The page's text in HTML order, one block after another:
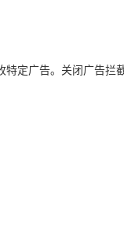
定广告。关闭广告拦